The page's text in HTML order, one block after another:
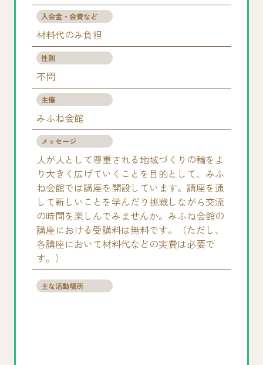
入会金・会費など
材料代のみ負担
性別
不問
主催
みふね会館
メッセージ
人が人として尊重される地域づくりの輪をよ
り大きく広げていくことを目的として、みふ
ね会館では講座を開設しています。講座を通
して新しいことを学んだり挑戦しながら交流
の時間を楽しんでみませんか。みふね会館の
講座における受講料は無料です。（ただし、
各講座において材料代などの実費は必要で
す。）
主な活動場所